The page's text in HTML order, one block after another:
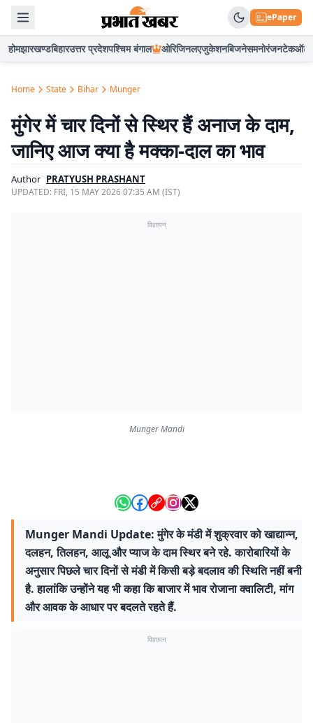
ePaper
होमझारखण्डबिहारउत्तर प्रदेशपश्चिम बंगाल ओरिजिनलएजुकेशनबिजनेसमनोरंजनटेकऑटो
Home State Bihar Munger
मुंगेर में चार दिनों से स्थिर हैं अनाज के दाम,
जानिए आज क्या है मक्का-दाल का भाव
Author PRATYUSH PRASHANT
UPDATED: FRI, 15 MAY 2026 07:35 AM (IST)
विज्ञापन
Munger Mandi
Munger Mandi Update: मुंगेर के मंडी में शुक्रवार को खाद्यान्न,
दलहन, तिलहन, आलू और प्याज के दाम स्थिर बने रहे. कारोबारियों के
अनुसार पिछले चार दिनों से मंडी में किसी बड़े बदलाव की स्थिति नहीं बनी
है. हालांकि उन्होंने यह भी कहा कि बाजार में भाव रोजाना क्वालिटी, मांग
और आवक के आधार पर बदलते रहते हैं.
विज्ञापन